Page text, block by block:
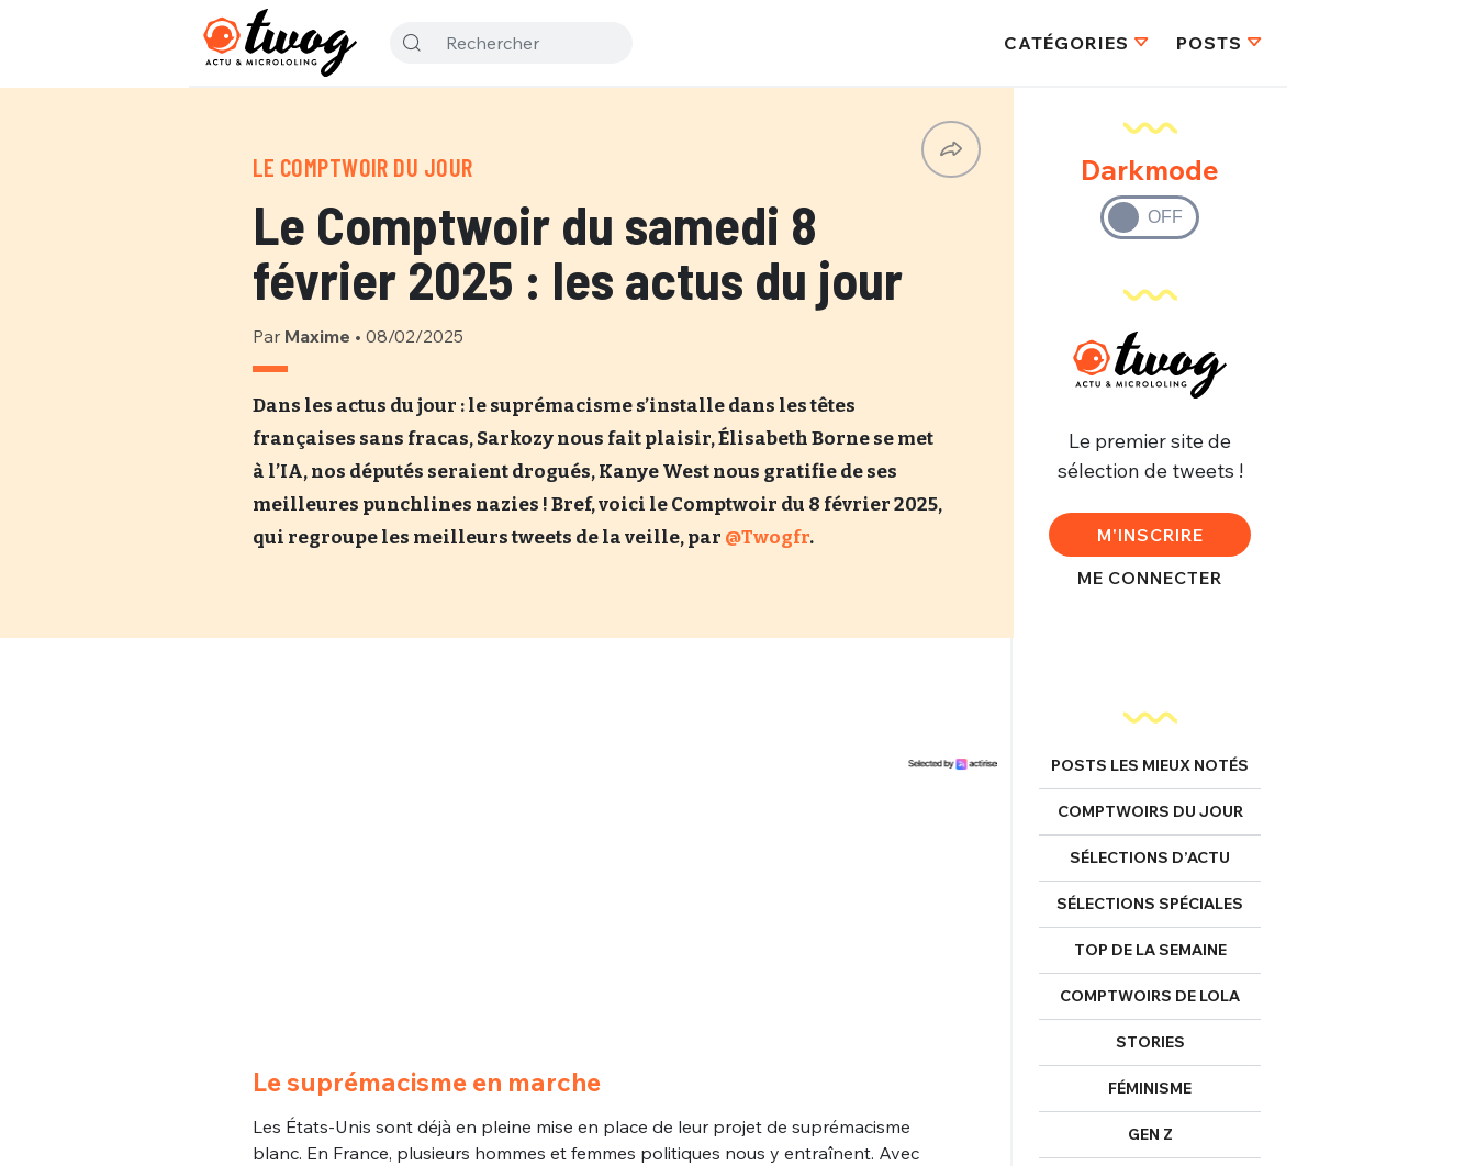
CATÉGORIES POSTS
LE COMPTWOIR DU JOUR
Le Comptwoir du samedi 8
février 2025 : les actus du jour
Par Maxime • 08/02/2025
Dans les actus du jour : le suprémacisme s’installe dans les têtes
françaises sans fracas, Sarkozy nous fait plaisir, Élisabeth Borne se met
à l’IA, nos députés seraient drogués, Kanye West nous gratifie de ses
meilleures punchlines nazies ! Bref, voici le Comptwoir du 8 février 2025,
qui regroupe les meilleurs tweets de la veille, par @Twogfr.
Le suprémacisme en marche
Les États-Unis sont déjà en pleine mise en place de leur projet de suprémacisme
blanc. En France, plusieurs hommes et femmes politiques nous y entraînent. Avec
Darkmode
Le premier site de
sélection de tweets !
M'INSCRIRE
ME CONNECTER
POSTS LES MIEUX NOTÉS
COMPTWOIRS DU JOUR
SÉLECTIONS D’ACTU
SÉLECTIONS SPÉCIALES
TOP DE LA SEMAINE
COMPTWOIRS DE LOLA
STORIES
FÉMINISME
GEN Z